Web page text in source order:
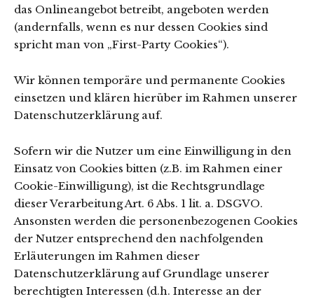
das Onlineangebot betreibt, angeboten werden
(andernfalls, wenn es nur dessen Cookies sind
spricht man von „First-Party Cookies“).
Wir können temporäre und permanente Cookies
einsetzen und klären hierüber im Rahmen unserer
Datenschutzerklärung auf.
Sofern wir die Nutzer um eine Einwilligung in den
Einsatz von Cookies bitten (z.B. im Rahmen einer
Cookie-Einwilligung), ist die Rechtsgrundlage
dieser Verarbeitung Art. 6 Abs. 1 lit. a. DSGVO.
Ansonsten werden die personenbezogenen Cookies
der Nutzer entsprechend den nachfolgenden
Erläuterungen im Rahmen dieser
Datenschutzerklärung auf Grundlage unserer
berechtigten Interessen (d.h. Interesse an der